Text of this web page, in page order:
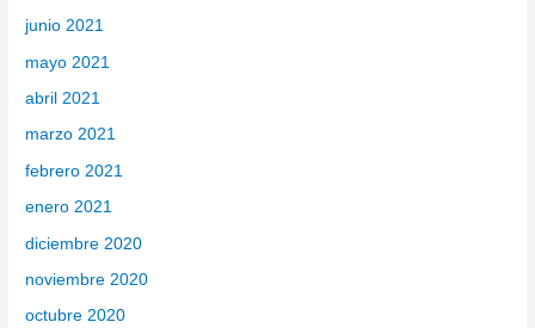
junio 2021
mayo 2021
abril 2021
marzo 2021
febrero 2021
enero 2021
diciembre 2020
noviembre 2020
octubre 2020